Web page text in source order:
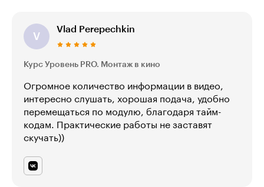
V
Vlad Perepechkin
Курс Уровень PRO. Монтаж в кино
Огромное количество информации в видео,
интересно слушать, хорошая подача, удобно
перемещаться по модулю, благодаря тайм-
кодам. Практические работы не заставят
скучать))